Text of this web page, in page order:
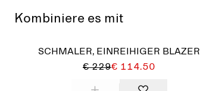
Kombiniere es mit
SCHMALER, EINREIHIGER BLAZER
€ 229€ 114.50